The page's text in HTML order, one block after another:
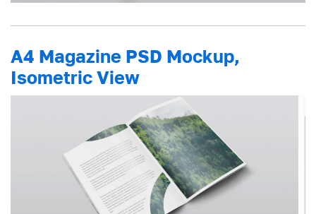
A4 Magazine PSD Mockup,
Isometric View